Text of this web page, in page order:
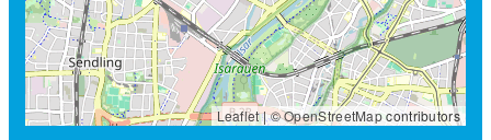
Leaflet| ©OpenStreetMapcontributors